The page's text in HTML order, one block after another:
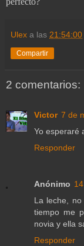
Ulex a las 21:54:00
Compartir
2 comentarios:
Victor 7 de
Yo esperaré
Responder
Anónimo
La leche,
tiempo me
novia y ella
Responder